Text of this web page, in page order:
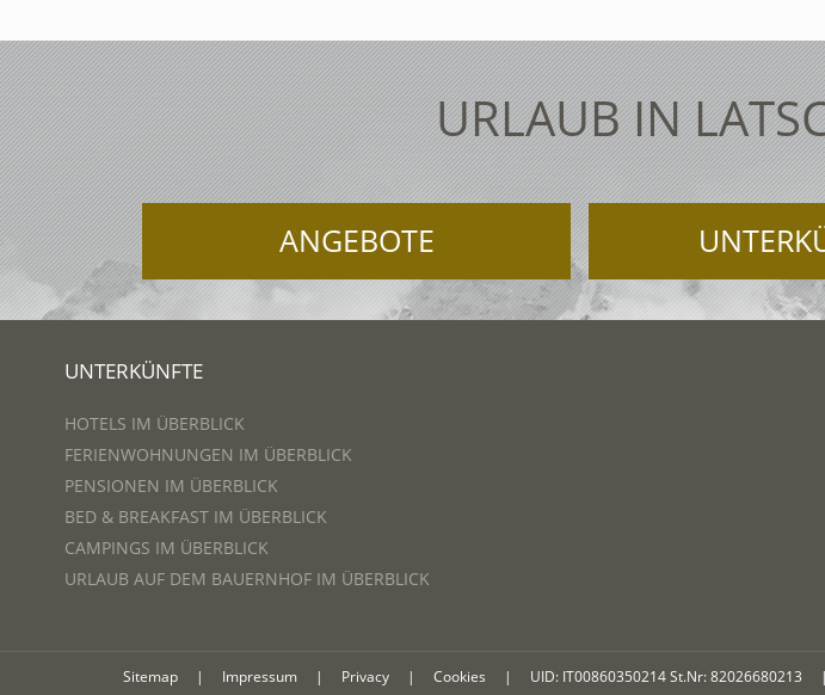
URLAUB IN
ANGEBOTE
UNTERKÜNFTE
HOTELS IM ÜBERBLICK
FERIENWOHNUNGEN IM ÜBERBLICK
PENSIONEN IM ÜBERBLICK
BED & BREAKFAST IM ÜBERBLICK
CAMPINGS IM ÜBERBLICK
URLAUB AUF DEM BAUERNHOF IM ÜBERBLICK
Sitemap | Impressum | Privacy | Cookies | UID: IT00860350214 St.Nr: 82026680213 |